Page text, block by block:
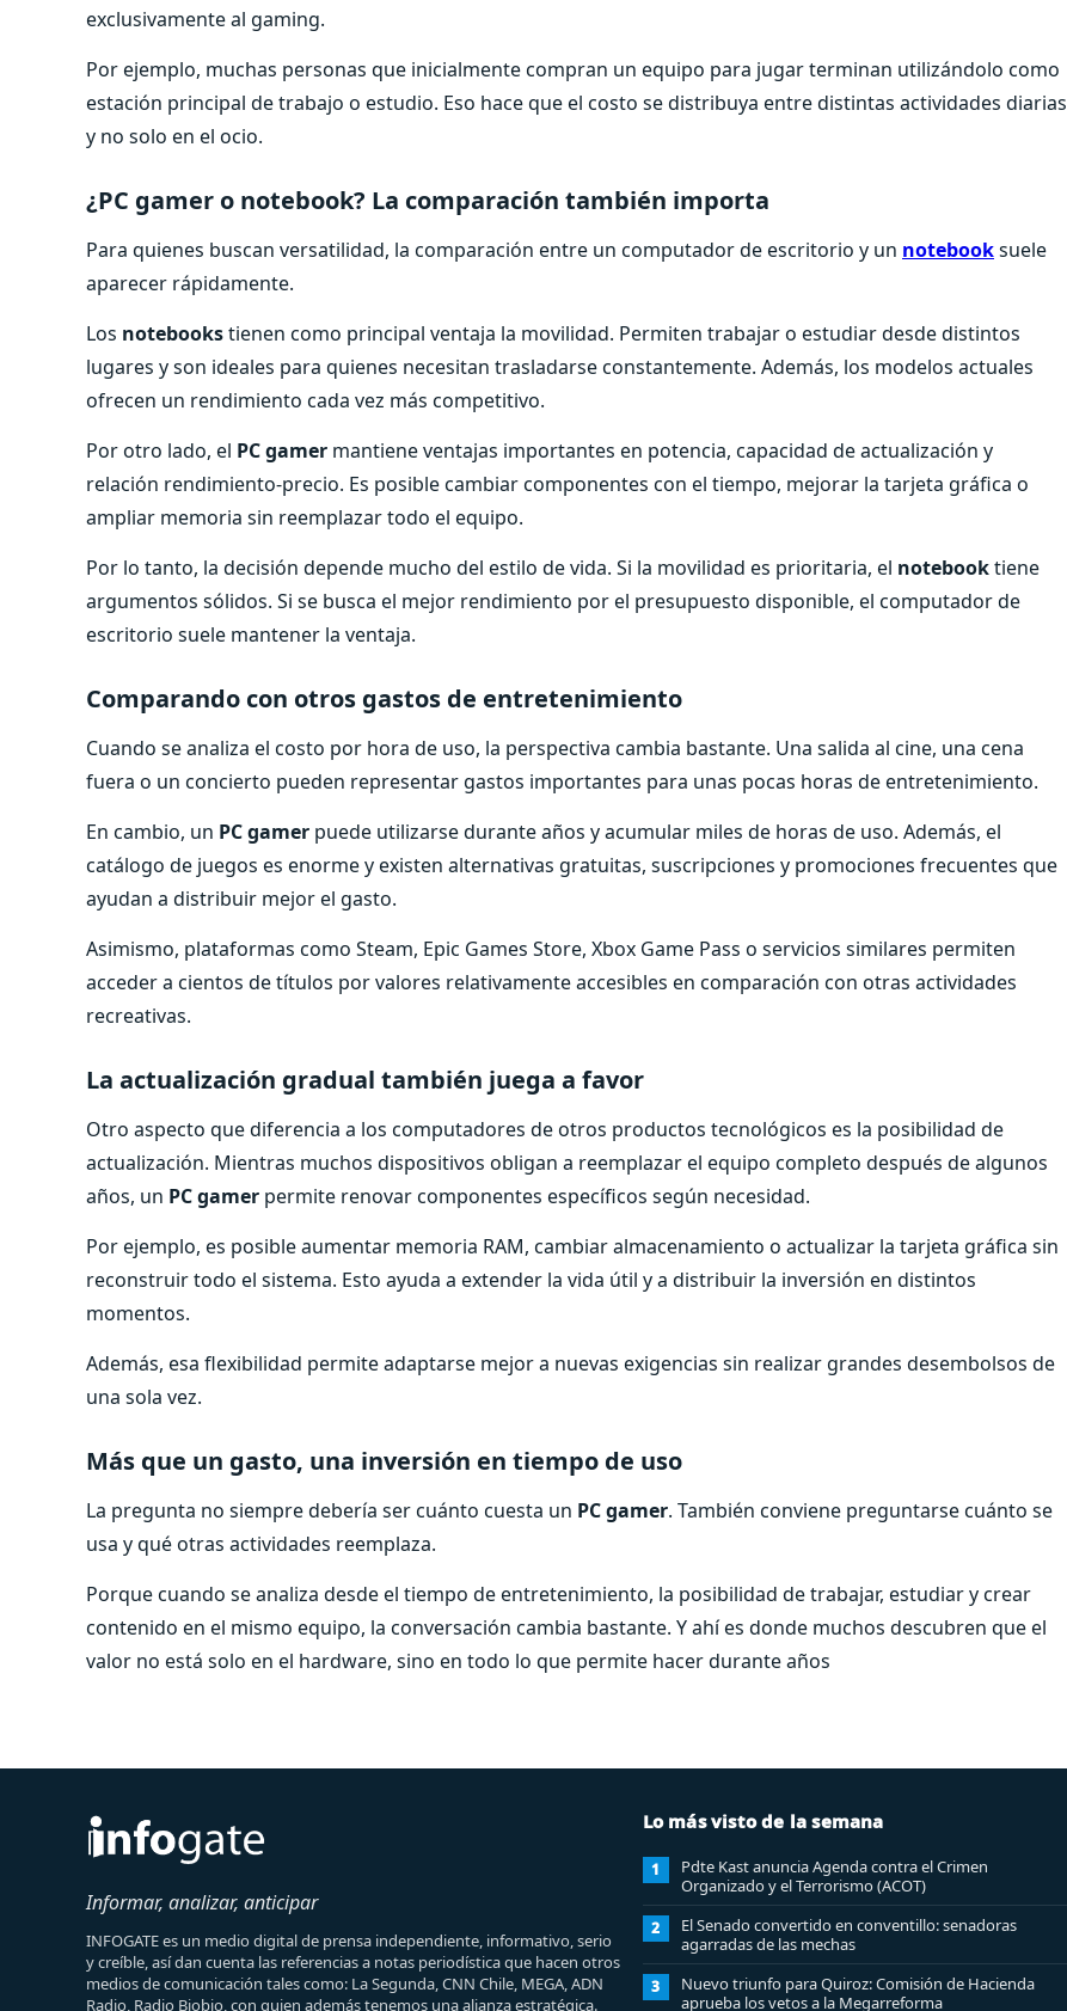
exclusivamente al gaming.
Por ejemplo, muchas personas que inicialmente compran un equipo para jugar terminan utilizándolo como
estación principal de trabajo o estudio. Eso hace que el costo se distribuya entre distintas actividades diarias
y no solo en el ocio.
¿PC gamer o notebook? La comparación también importa
Para quienes buscan versatilidad, la comparación entre un computador de escritorio y un notebooksuele
aparecer rápidamente.
Los notebookstienen como principal ventaja la movilidad. Permiten trabajar o estudiar desde distintos
lugares y son ideales para quienes necesitan trasladarse constantemente. Además, los modelos actuales
ofrecen un rendimiento cada vez más competitivo.
Por otro lado, el PC gamer mantiene ventajas importantes en potencia, capacidad de actualización y
relación rendimiento-precio. Es posible cambiar componentes con el tiempo, mejorar la tarjeta gráfica o
ampliar memoria sin reemplazar todo el equipo.
Por lo tanto, la decisión depende mucho del estilo de vida. Si la movilidad es prioritaria, el notebooktiene
argumentos sólidos. Si se busca el mejor rendimiento por el presupuesto disponible, el computador de
escritorio suele mantener la ventaja.
Comparando con otros gastos de entretenimiento
Cuando se analiza el costo por hora de uso, la perspectiva cambia bastante. Una salida al cine, una cena
fuera o un concierto pueden representar gastos importantes para unas pocas horas de entretenimiento.
En cambio, un PC gamer puede utilizarse durante años y acumular miles de horas de uso. Además, el
catálogo de juegos es enorme y existen alternativas gratuitas, suscripciones y promociones frecuentes que
ayudan a distribuir mejor el gasto.
Asimismo, plataformas como Steam, Epic Games Store, Xbox Game Pass o servicios similares permiten
acceder a cientos de títulos por valores relativamente accesibles en comparación con otras actividades
recreativas.
La actualización gradual también juega a favor
Otro aspecto que diferencia a los computadores de otros productos tecnológicos es la posibilidad de
actualización. Mientras muchos dispositivos obligan a reemplazar el equipo completo después de algunos
años, un PC gamer permite renovar componentes específicos según necesidad.
Por ejemplo, es posible aumentar memoria RAM, cambiar almacenamiento o actualizar la tarjeta gráfica sin
reconstruir todo el sistema. Esto ayuda a extender la vida útil y a distribuir la inversión en distintos
momentos.
Además, esa flexibilidad permite adaptarse mejor a nuevas exigencias sin realizar grandes desembolsos de
una sola vez.
Más que un gasto, una inversión en tiempo de uso
La pregunta no siempre debería ser cuánto cuesta un PC gamer. También conviene preguntarse cuánto se
usa y qué otras actividades reemplaza.
Porque cuando se analiza desde el tiempo de entretenimiento, la posibilidad de trabajar, estudiar y crear
contenido en el mismo equipo, la conversación cambia bastante. Y ahí es donde muchos descubren que el
valor no está solo en el hardware, sino en todo lo que permite hacer durante años
Informar, analizar, anticipar
INFOGATE es un medio digital de prensa independiente, informativo, serio
y creíble, así dan cuenta las referencias a notas periodística que hacen otros
medios de comunicación tales como: La Segunda, CNN Chile, MEGA, ADN
Radio, Radio Biobio, con quien además tenemos una alianza estratégica.
Lo más visto de la semana
1
Pdte Kast anuncia Agenda contra el Crimen
Organizado y el Terrorismo (ACOT)
2
El Senado convertido en conventillo: senadoras
agarradas de las mechas
3
Nuevo triunfo para Quiroz: Comisión de Hacienda
aprueba los vetos a la Megarreforma